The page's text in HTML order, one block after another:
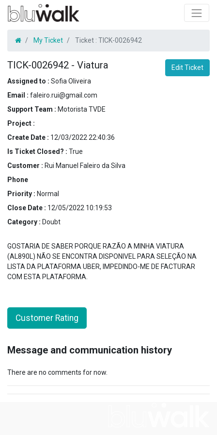
My Ticket Ticket : TICK-0026942
TICK-0026942 - Viatura
Edit Ticket
Assigned to : Sofia Oliveira
Email : faleiro.rui@gmail.com
Support Team : Motorista TVDE
Project :
Create Date : 12/03/2022 22:40:36
Is Ticket Closed? : True
Customer : Rui Manuel Faleiro da Silva
Phone
Priority : Normal
Close Date : 12/05/2022 10:19:53
Category : Doubt
GOSTARIA DE SABER PORQUE RAZÃO A MINHA VIATURA
(AL890L) NÃO SE ENCONTRA DISPONIVEL PARA SELEÇÃO NA
LISTA DA PLATAFORMA UBER, IMPEDINDO-ME DE FACTURAR
COM ESTA PLATAFORMA.
Customer Rating
Message and communication history
There are no comments for now.